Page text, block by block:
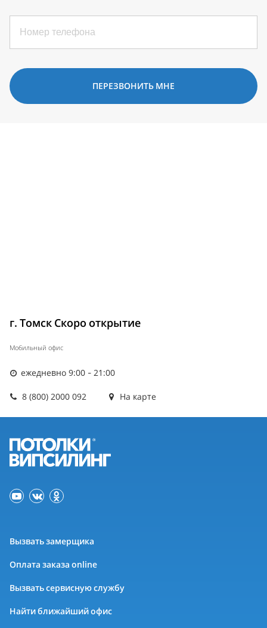
ПЕРЕЗВОНИТЬ МНЕ
г. Томск Скоро открытие
Мобильный офис
ежедневно 9:00 - 21:00
8 (800) 2000 092 На карте
Вызвать замерщика
Оплата заказа online
Вызвать сервисную службу
Найти ближайший офис